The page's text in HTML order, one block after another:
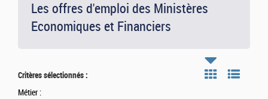
Les offres d'emploi des Ministères
Economiques et Financiers
Critères sélectionnés :
Métier :